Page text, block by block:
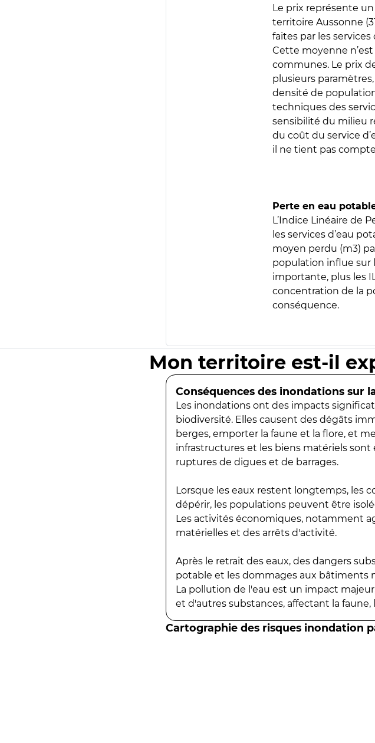
Le prix représente
territoire Aussonne
faites par les services
Cette moyenne
communes. Le prix
plusieurs
densité de
techniques des
sensibilité du milieu
du coût du service
il ne tient pas
Perte en eau
L’Indice Linéaire de
les services d’eau
moyen perdu (m3)
population influe sur
importante, plus les
concentration de la
conséquence.
Mon territoire est-il
Conséquences des inondations sur
Les inondations ont des impacts
biodiversité. Elles causent des dégâts
berges, emporter la faune et la flore, et
infrastructures et les biens matériels
ruptures de digues et de barrages.
Lorsque les eaux restent longtemps, les
dépérir, les populations peuvent être
Les activités économiques, notamment
matérielles et des arrêts d'activité.
Après le retrait des eaux, des dangers
potable et les dommages aux bâtiments
La pollution de l'eau est un impact
et d'autres substances, affectant la faune,
Cartographie des risques inondation